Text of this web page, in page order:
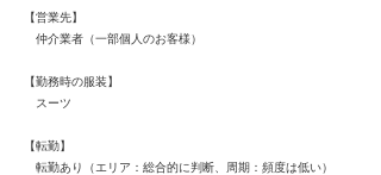
【営業先】
仲介業者（一部個人のお客様）
【勤務時の服装】
スーツ
【転勤】
転勤あり（エリア：総合的に判断、周期：頻度は低い）